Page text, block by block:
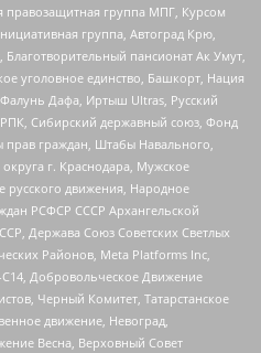
группа МПГ, Курсом
группа, Автоград Крю,
пансионат Ак Умут,
уголовное единство, Башкорт, Нация
Дафа, Иртыш Ultras, Русский
Сибирский державный союз, Фонд
граждан, Штабы Навального,
г. Краснодара, Мужское
русского движения, Народное
РСФСР СССР Архангельской
Держава Союз Советских Светлых
Районов, Meta Platforms Inc,
Добровольческое Движение
Черный Комитет, Татарстанское
движение, Невоград,
Весна, Верховный Совет